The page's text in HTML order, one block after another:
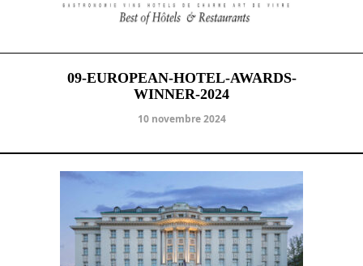
09-EUROPEAN-HOTEL-AWARDS-
WINNER-2024
10 novembre 2024